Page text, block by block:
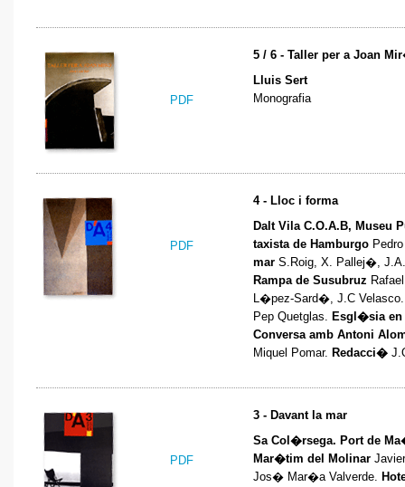
PDF
5 / 6 - Taller per a Joan
Lluis Sert
Monografia
PDF
4 - Lloc i forma
Dalt Vila C.O.A.B, Museu
taxista de Hamburgo
mar S.Roig, X. Pallej�,
Rampa de Susubruz
L�pez-Sard�, J.C
Pep Quetglas. Esgl�sia en
Conversa amb Antoni
Miquel Pomar. Redacci�
PDF
3 - Davant la mar
Sa Col�rsega. Port de
Mar�tim del Molinar
Jos� Mar�a Valverde.